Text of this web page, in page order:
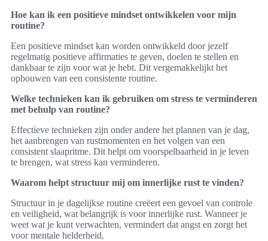
Hoe kan ik een positieve mindset ontwikkelen voor mijn
routine?
Een positieve mindset kan worden ontwikkeld door jezelf
regelmatig positieve affirmaties te geven, doelen te stellen en
dankbaar te zijn voor wat je hebt. Dit vergemakkelijkt het
opbouwen van een consistente routine.
Welke technieken kan ik gebruiken om stress te verminderen
met behulp van routine?
Effectieve technieken zijn onder andere het plannen van je dag,
het aanbrengen van rustmomenten en het volgen van een
consistent slaapritme. Dit helpt om voorspelbaarheid in je leven
te brengen, wat stress kan verminderen.
Waarom helpt structuur mij om innerlijke rust te vinden?
Structuur in je dagelijkse routine creëert een gevoel van controle
en veiligheid, wat belangrijk is voor innerlijke rust. Wanneer je
weet wat je kunt verwachten, vermindert dat angst en zorgt het
voor mentale helderheid.